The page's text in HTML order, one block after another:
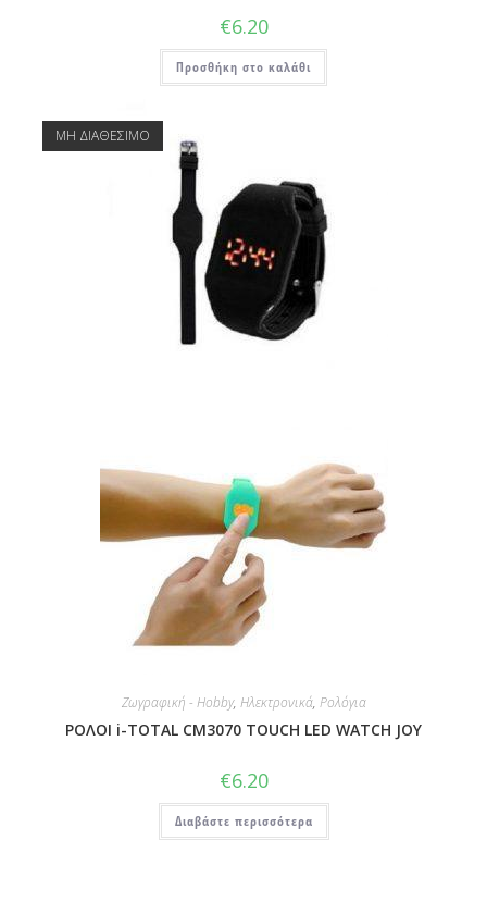
€6.20
Προσθήκη στο καλάθι
ΜΗ ΔΙΑΘΕΣΙΜΟ
Ζωγραφική - Hobby, Ηλεκτρονικά, Ρολόγια
ΡΟΛΟΙ i-TOTAL CM3070 TOUCH LED WATCH JOY
€6.20
Διαβάστε περισσότερα